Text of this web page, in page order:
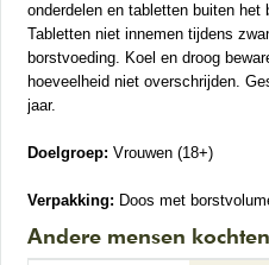
onderdelen en tabletten buiten het
Tabletten niet innemen tijdens
borstvoeding. Koel en droog
hoeveelheid niet overschrijden.
jaar.
Doelgroep: Vrouwen (18+)
Verpakking: Doos met
Andere mensen